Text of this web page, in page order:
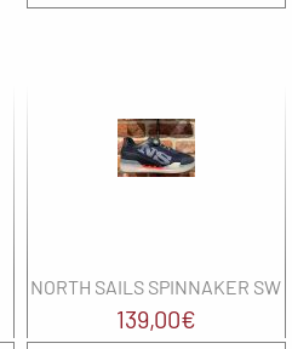
originaleattuale
NORTH SAILS SPINNAKER SW
139,00€